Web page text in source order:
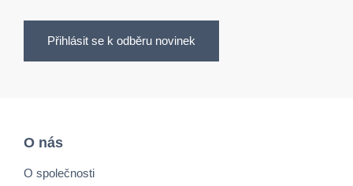
Přihlásit se k odběru novinek
O nás
O společnosti